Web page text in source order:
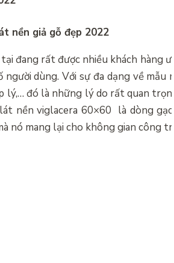
nền giả gỗ đẹp 2022
đang rất được nhiều khách hàng
người dùng. Với sự đa dạng về mẫu
lý,… đó là những lý do rất quan
nền viglacera 60×60 là dòng
nó mang lại cho không gian công